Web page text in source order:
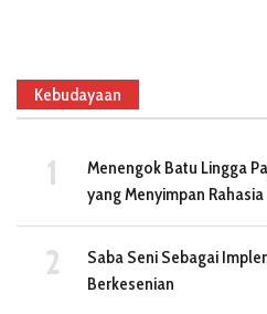
Kebudayaan
Menengok Batu Lingga
yang Menyimpan
Saba Seni Sebagai
Berkesenian